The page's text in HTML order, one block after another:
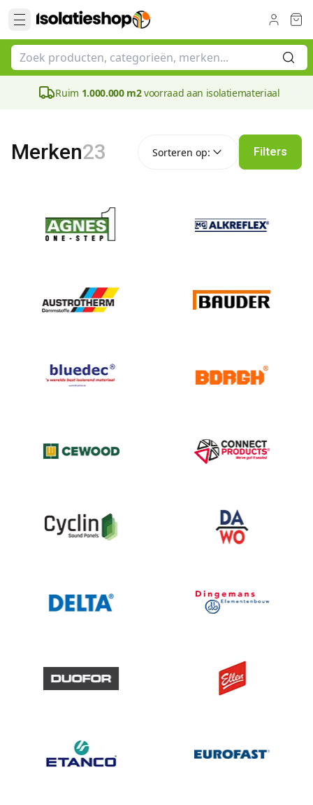
Ruim 1.000.000 m2voorraad aan isolatiemateriaal
Merken23 Sorteren op: Filters